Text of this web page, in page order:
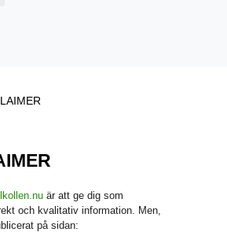
är att ge dig som
och kvalitativ information. Men,
på sidan: